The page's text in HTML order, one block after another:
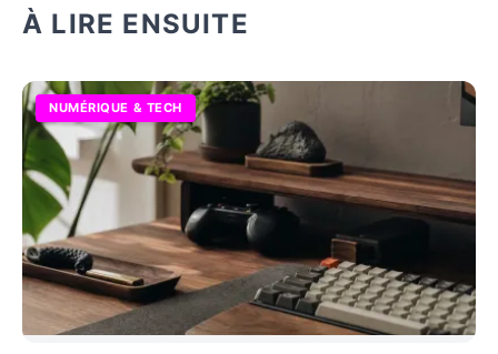
À LIRE ENSUITE
NUMÉRIQUE & TECH